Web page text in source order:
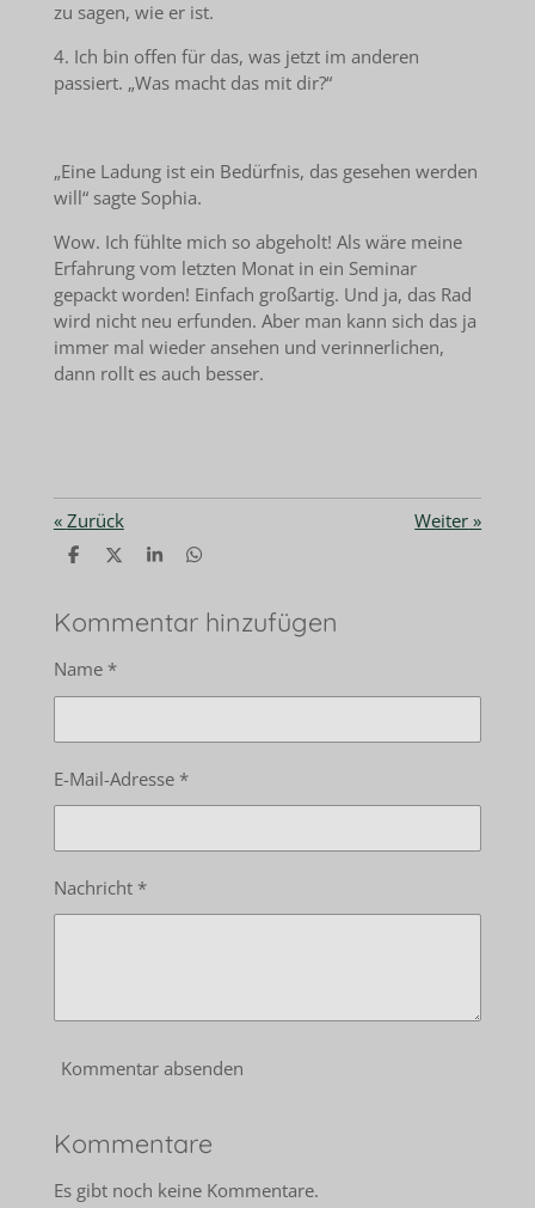
zu sagen, wie er ist.
4. Ich bin offen für das, was jetzt im anderen
passiert. „Was macht das mit dir?“
„Eine Ladung ist ein Bedürfnis, das gesehen werden
will“ sagte Sophia.
Wow. Ich fühlte mich so abgeholt! Als wäre meine
Erfahrung vom letzten Monat in ein Seminar
gepackt worden! Einfach großartig. Und ja, das Rad
wird nicht neu erfunden. Aber man kann sich das ja
immer mal wieder ansehen und verinnerlichen,
dann rollt es auch besser.
« Zurück Weiter »
T
l
e
T
l
e
T
l
e
T
l
Kommentar hinzufügen
Name *
E-Mail-Adresse *
Nachricht *
Kommentar absenden
Kommentare
Es gibt noch keine Kommentare.